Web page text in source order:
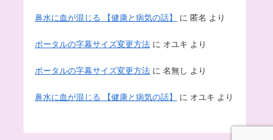
鼻水に血が混じる 【健康と病気の話】 に 匿名 より
ポータルの字幕サイズ変更方法 に オユキ より
ポータルの字幕サイズ変更方法 に 名無し より
鼻水に血が混じる 【健康と病気の話】 に オユキ より